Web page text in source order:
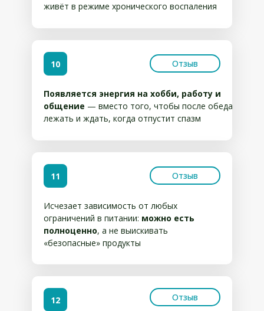
живёт в режиме хронического воспаления
Появляется энергия на хобби, работу и
общение — вместо того, чтобы после обеда
лежать и ждать, когда отпустит спазм
10
Исчезает зависимость от любых
ограничений в питании: можно есть
полноценно, а не выискивать
«безопасные» продукты
11
12
Отзыв
Отзыв
Отзыв